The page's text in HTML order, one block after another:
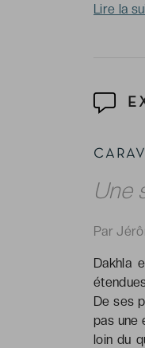
Une
Par
Dakhla
De ses
pas une
loin du
Lire la